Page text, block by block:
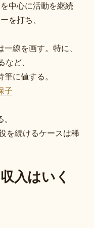
中心に活動を継続
を打ち、
線を画す。特に、
ど、
に値する。
子
を続けるケースは稀
入はいく